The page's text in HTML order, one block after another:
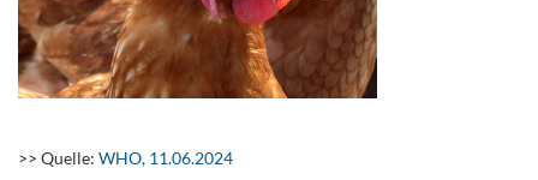
>> Quelle: WHO, 11.06.2024